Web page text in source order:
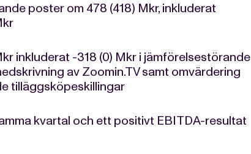
poster om 478 (418) Mkr, inkluderat
inkluderat -318 (0) Mkr i jämförelsestörande
av Zoomin.TV samt omvärdering
tilläggsköpeskillingar
kvartal och ett positivt EBITDA-resultat